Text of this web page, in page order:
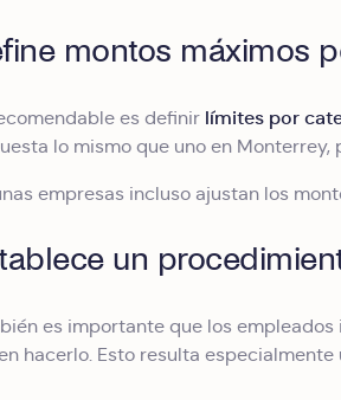
montos máximos
es definir límites por
lo mismo que uno en Monterrey,
empresas incluso ajustan los
un
es importante que los
hacerlo. Esto resulta